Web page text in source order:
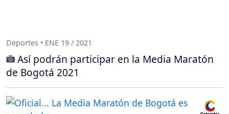
Deportes • ENE 19 / 2021
Así podrán participar en la Media Maratón
de Bogotá 2021